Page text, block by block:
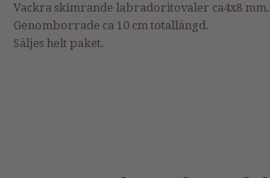
Vackra skimrande labradoritovaler ca4x8 mm.
Genomborrade ca 10 cm totallängd.
Säljes helt paket.